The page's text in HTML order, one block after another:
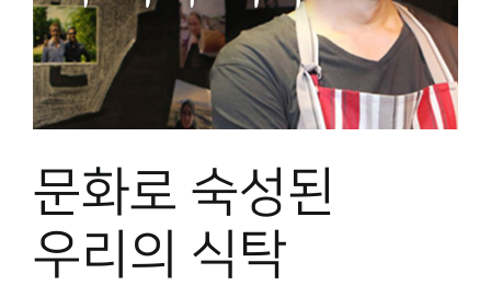
민속 인사이드
원문보기 PDF
박물관 홈페이지
문화로 숙성된
우리의 식탁